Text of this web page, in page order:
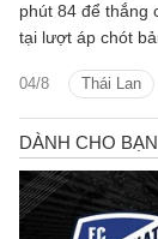
04/8 Thái Lan
phút 84 để thắng
tại lượt áp chót